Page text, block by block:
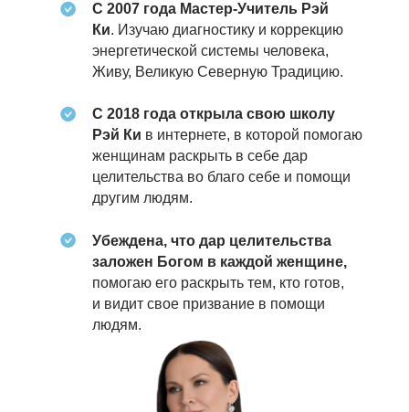
С 2007 года Мастер-Учитель Рэй
Ки. Изучаю диагностику и коррекцию
энергетической системы человека,
Живу, Великую Северную Традицию.
С 2018 года открыла свою школу
Рэй Ки в интернете, в которой помогаю
женщинам раскрыть в себе дар
целительства во благо себе и помощи
другим людям.
Убеждена, что дар целительства
заложен Богом в каждой женщине,
помогаю его раскрыть тем, кто готов,
и видит свое призвание в помощи
людям.